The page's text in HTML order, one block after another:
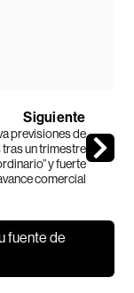
Siguiente
previsiones de
un trimestre
y fuerte
comercial
fuente de